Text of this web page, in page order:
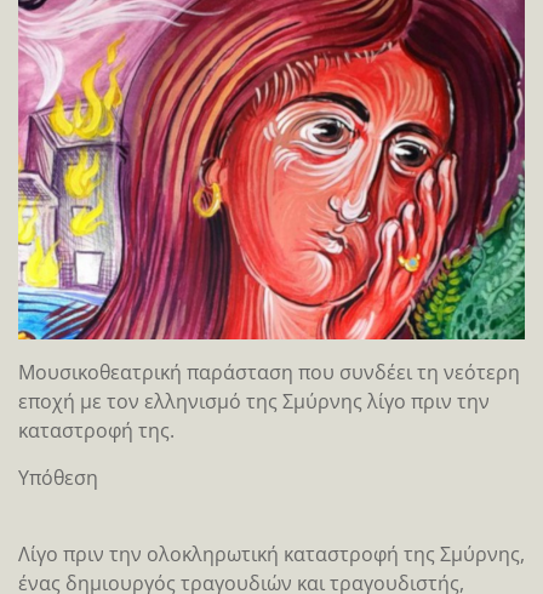
Μουσικοθεατρική παράσταση που συνδέει τη νεότερη
εποχή με τον ελληνισμό της Σμύρνης λίγο πριν την
καταστροφή της.
Υπόθεση
Λίγο πριν την ολοκληρωτική καταστροφή της Σμύρνης,
ένας δημιουργός τραγουδιών και τραγουδιστής,